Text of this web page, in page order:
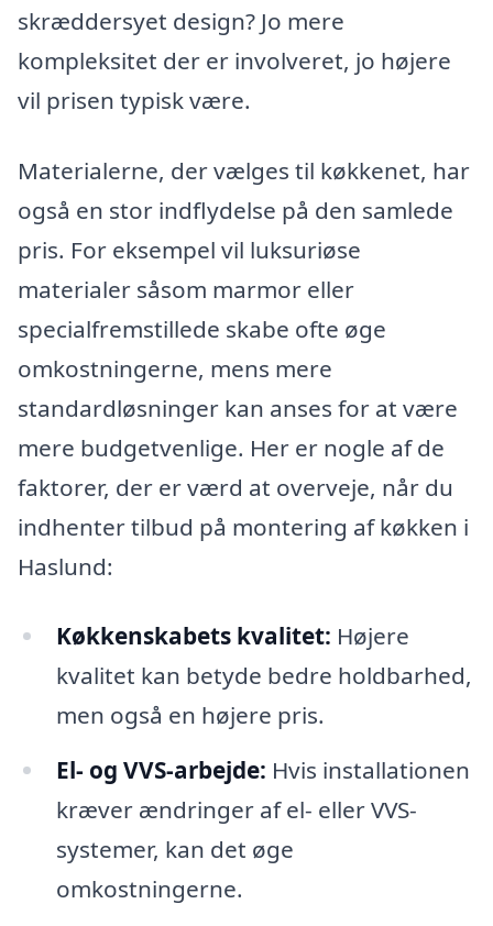
skræddersyet design? Jo mere
kompleksitet der er involveret, jo højere
vil prisen typisk være.
Materialerne, der vælges til køkkenet, har
også en stor indflydelse på den samlede
pris. For eksempel vil luksuriøse
materialer såsom marmor eller
specialfremstillede skabe ofte øge
omkostningerne, mens mere
standardløsninger kan anses for at være
mere budgetvenlige. Her er nogle af de
faktorer, der er værd at overveje, når du
indhenter tilbud på montering af køkken i
Haslund:
Køkkenskabets kvalitet: Højere
kvalitet kan betyde bedre holdbarhed,
men også en højere pris.
El- og VVS-arbejde: Hvis installationen
kræver ændringer af el- eller VVS-
systemer, kan det øge
omkostningerne.